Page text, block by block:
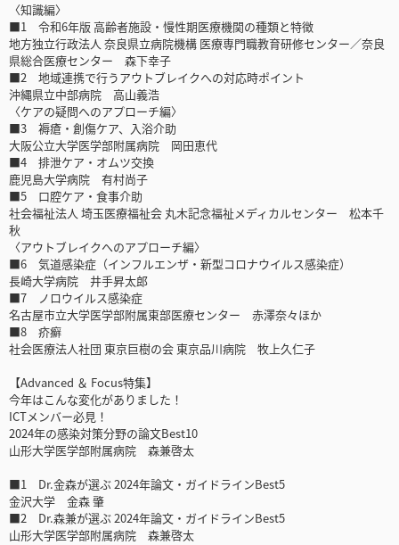
〈知識編〉
■1 令和6年版 高齢者施設・慢性期医療機関の種類と特徴
地方独立行政法人 奈良県立病院機構 医療専門職教育研修センター／奈良
県総合医療センター 森下幸子
■2 地域連携で行うアウトブレイクへの対応時ポイント
沖縄県立中部病院 高山義浩
〈ケアの疑問へのアプローチ編〉
■3 褥瘡・創傷ケア、入浴介助
大阪公立大学医学部附属病院 岡田恵代
■4 排泄ケア・オムツ交換
鹿児島大学病院 有村尚子
■5 口腔ケア・食事介助
社会福祉法人 埼玉医療福祉会 丸木記念福祉メディカルセンター 松本千
秋
〈アウトブレイクへのアプローチ編〉
■6 気道感染症（インフルエンザ・新型コロナウイルス感染症）
長崎大学病院 井手昇太郎
■7 ノロウイルス感染症
名古屋市立大学医学部附属東部医療センター 赤澤奈々ほか
■8 疥癬
社会医療法人社団 東京巨樹の会 東京品川病院 牧上久仁子
【Advanced ＆ Focus特集】
今年はこんな変化がありました！
ICTメンバー必見！
2024年の感染対策分野の論文Best10
山形大学医学部附属病院 森兼啓太
■1 Dr.金森が選ぶ 2024年論文・ガイドラインBest5
金沢大学 金森 肇
■2 Dr.森兼が選ぶ 2024年論文・ガイドラインBest5
山形大学医学部附属病院 森兼啓太